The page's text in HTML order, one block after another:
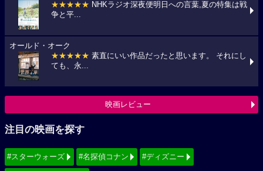
★★★★★ NHKラジオ深夜便明日への言葉,夏の特集は戦
争と平...
オールド・オーク
★★★★★ 素直にいい作品だったと思います。 それにし
ても、永...
映画レビュー
注目の映画を探す
#スターウォーズ #名探偵コナン #ディズニー